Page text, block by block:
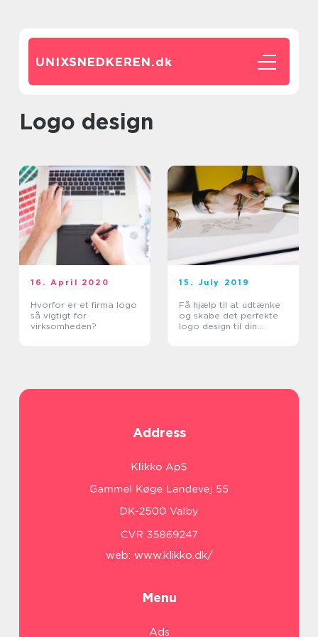
UNIXSNEDKEREN.dk
logo design
16. April 2020
Hvorfor er et firma logo
så vigtigt for
virksomheden?
15. July 2019
Få hjælp til at udtænke
og skabe det perfekte
logo design til din
Address
web: www.klikko.dk/
Menu
Ads